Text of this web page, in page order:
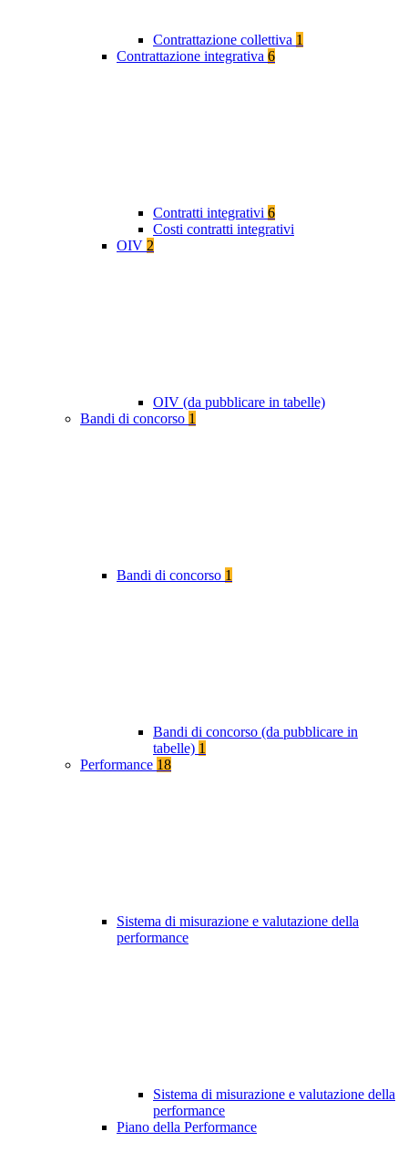
Contrattazione collettiva 1
Contrattazione integrativa 6
Contratti integrativi 6
Costi contratti integrativi
OIV 2
OIV (da pubblicare in tabelle)
Bandi di concorso 1
Bandi di concorso 1
Bandi di concorso (da pubblicare in
tabelle) 1
Performance 18
Sistema di misurazione e valutazione della
performance
Sistema di misurazione e valutazione della
performance
Piano della Performance